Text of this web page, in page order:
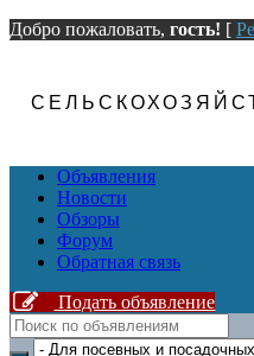
Добро пожаловать, гость! [
Объявления
Новости
Обзоры
Форум
Обратная связь
Подать объявление